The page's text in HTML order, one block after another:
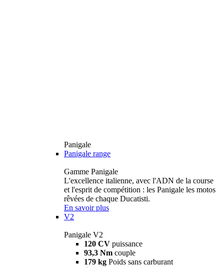
Panigale
Panigale range
Gamme Panigale
L'excellence italienne, avec l'ADN de la course
et l'esprit de compétition : les Panigale les motos
rêvées de chaque Ducatisti.
En savoir plus
V2
Panigale V2
120 CV puissance
93,3 Nm couple
179 kg Poids sans carburant